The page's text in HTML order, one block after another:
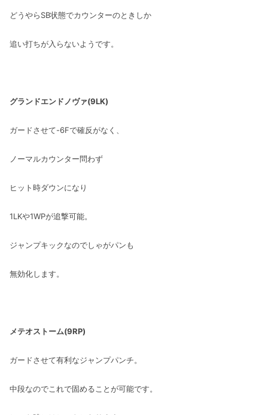
どうやらSB状態でカウンターのときしか
追い打ちが入らないようです。
グランドエンドノヴァ(9LK)
ガードさせて-6Fで確反がなく、
ノーマルカウンター問わず
ヒット時ダウンになり
1LKや1WPが追撃可能。
ジャンプキックなのでしゃがパンも
無効化します。
メテオストーム(9RP)
ガードさせて有利なジャンプパンチ。
中段なのでこれで固めることが可能です。